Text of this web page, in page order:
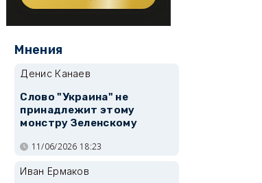
Мнения
Денис Канаев
Слово "Украина" не
принадлежит этому
монстру Зеленскому
11/06/2026 18:23
Иван Ермаков